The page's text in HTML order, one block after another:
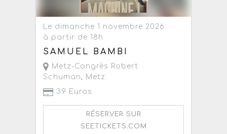
Le dimanche 1 novembre 2026
à partir de 18h
SAMUEL BAMBI
Metz-Congrès Robert
Schuman, Metz
39 Euros
RÉSERVER SUR
SEETICKETS.COM